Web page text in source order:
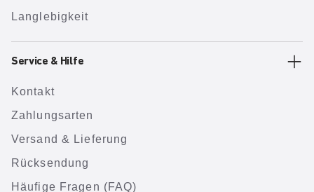
Langlebigkeit
Service & Hilfe
Kontakt
Zahlungsarten
Versand & Lieferung
Rücksendung
Häufige Fragen (FAQ)